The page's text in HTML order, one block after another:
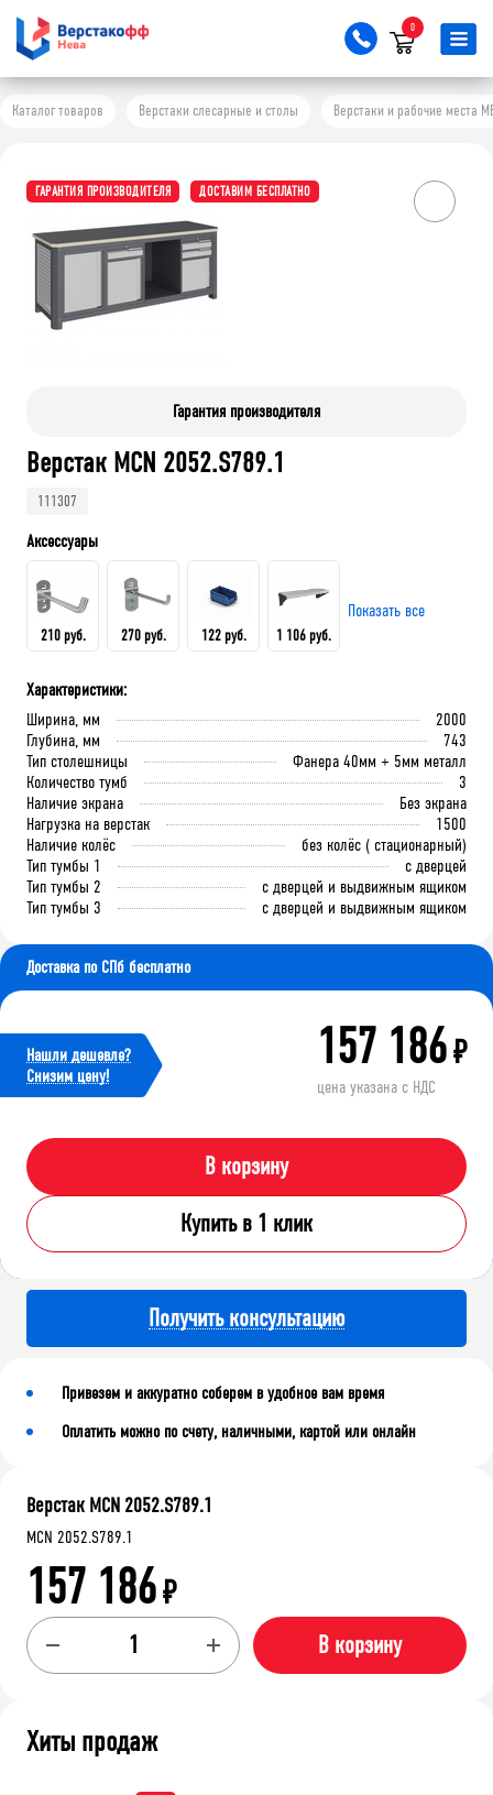
0
Каталог товаров Верстаки слесарные и столы Верстаки и рабочие места
ГАРАНТИЯ ПРОИЗВОДИТЕЛЯ ДОСТАВИМ БЕСПЛАТНО
Гарантия производителя
Верстак MCN 2052.S789.1
111307
Аксессуары
210 руб.
Крючок 80 мм.
В корзину
270 руб.
Крючок 125 мм.
В корзину
122 руб.
мм
В корзину
1 106 руб.
В корзину
Показать все
Характеристики:
Ширина, мм
2000
Глубина, мм
743
Тип столешницы
Фанера 40мм + 5мм металл
Количество тумб
3
Наличие экрана
Без экрана
Нагрузка на верстак
1500
Наличие колёс
без колёс ( стационарный)
Тип тумбы 1
с дверцей
Тип тумбы 2
с дверцей и выдвижным ящиком
Тип тумбы 3
с дверцей и выдвижным ящиком
Доставка по СПб бесплатно
Нашли дешевле?
Cнизим цену!
157 186₽
цена указана с НДС
В корзину
Купить в 1 клик
Получить консультацию
Привезем и аккуратно соберем в удобное вам время
Оплатить можно по счету, наличными, картой или онлайн
Верстак MCN 2052.S789.1
MCN 2052.S789.1
157 186₽
В корзину
Хиты продаж